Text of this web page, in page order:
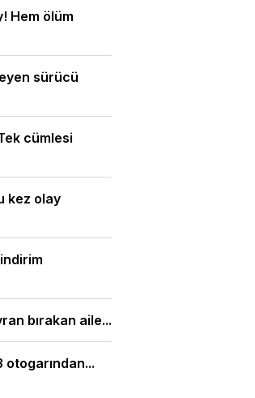
Hem ölüm
sürücü
cümlesi
kez olay
bırakan aile...